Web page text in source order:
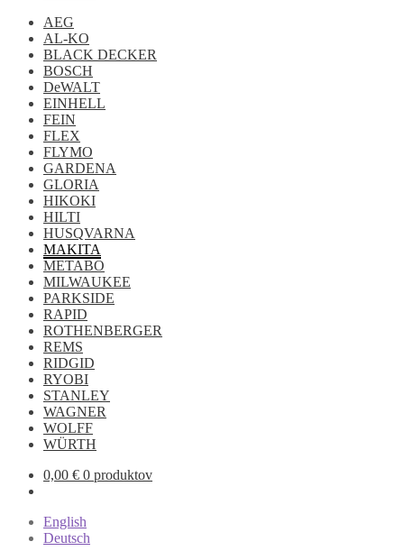
AEG
AL-KO
BLACK DECKER
BOSCH
DeWALT
EINHELL
FEIN
FLEX
FLYMO
GARDENA
GLORIA
HIKOKI
HILTI
HUSQVARNA
MAKITA
METABO
MILWAUKEE
PARKSIDE
RAPID
ROTHENBERGER
REMS
RIDGID
RYOBI
STANLEY
WAGNER
WOLFF
WÜRTH
0,00 € 0 produktov
English
Deutsch